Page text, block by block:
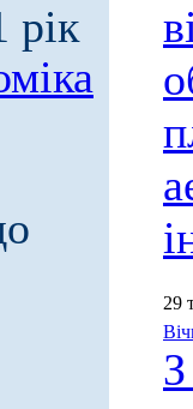
рік
29